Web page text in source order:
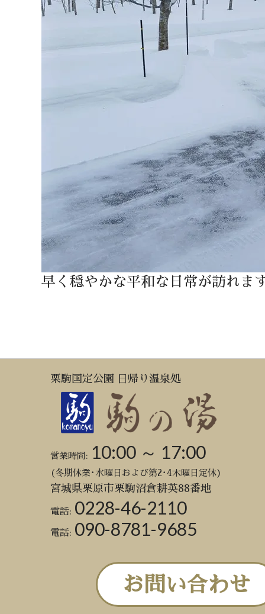
早く穏やかな平和な日常が訪れま
栗駒国定公園 日帰り温泉処
営業時間: 10:00 ～ 17:00
(冬期休業･水曜日および第2･4木曜日定休)
宮城県栗原市栗駒沼倉耕英88番地
電話: 0228-46-2110
電話: 090-8781-9685
お問い合わせ